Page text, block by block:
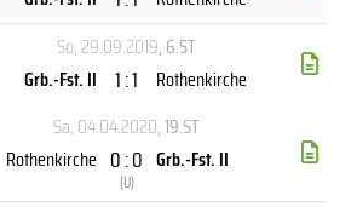
So, 29.09.2019, 6.ST
Grb.-Fst. II
1 : 1
Rothenkirche
Sa, 04.04.2020, 19.ST
Rothenkirche 0 : 0
(U)
Grb.-Fst. II